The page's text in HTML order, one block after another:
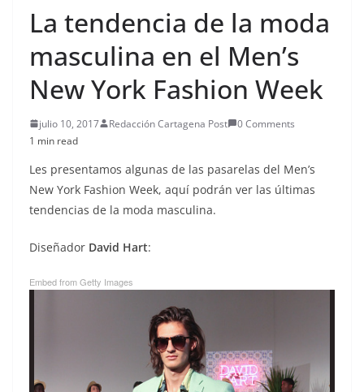
La tendencia de la moda
masculina en el Men’s
New York Fashion Week
julio 10, 2017 Redacción Cartagena Post
0 Comments
1 min read
Les presentamos algunas de las pasarelas del Men’s
New York Fashion Week, aquí podrán ver las últimas
tendencias de la moda masculina.
Diseñador David Hart:
Embed from Getty Images